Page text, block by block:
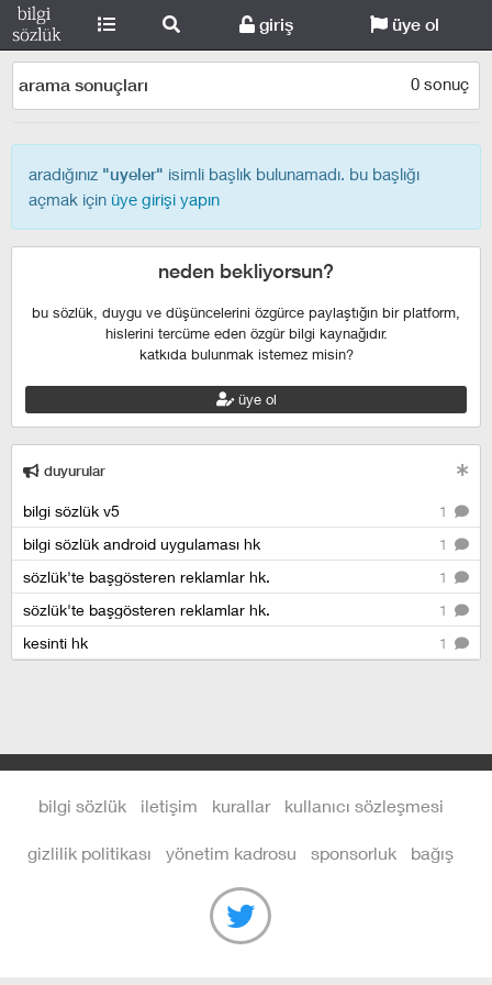
giriş üye ol
0 sonuç
arama sonuçları
aradığınız "uyeler" isimli başlık bulunamadı. bu başlığı
açmak için üye girişi yapın
neden bekliyorsun?
bu sözlük, duygu ve düşüncelerini özgürce paylaştığın bir platform,
hislerini tercüme eden özgür bilgi kaynağıdır.
katkıda bulunmak istemez misin?
üye ol
duyurular
1
bilgi sözlük v5
1
bilgi sözlük android uygulaması hk
1
sözlük'te başgösteren reklamlar hk.
1
sözlük'te başgösteren reklamlar hk.
1
kesinti hk
bilgi sözlük iletişim kurallar kullanıcı sözleşmesi
gizlilik politikası yönetim kadrosu sponsorluk bağış